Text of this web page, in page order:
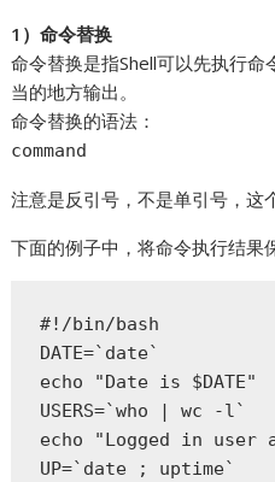
1）命令替换
命令替换是指Shell可以先执行
当的地方输出。
命令替换的语法：
command
注意是反引号，不是单引号，这
下面的例子中，将命令执行结果
#!/bin/bash
DATE=`date`
echo "Date is $DATE"
USERS=`who | wc -l`
echo "Logged in user
UP=`date ; uptime`